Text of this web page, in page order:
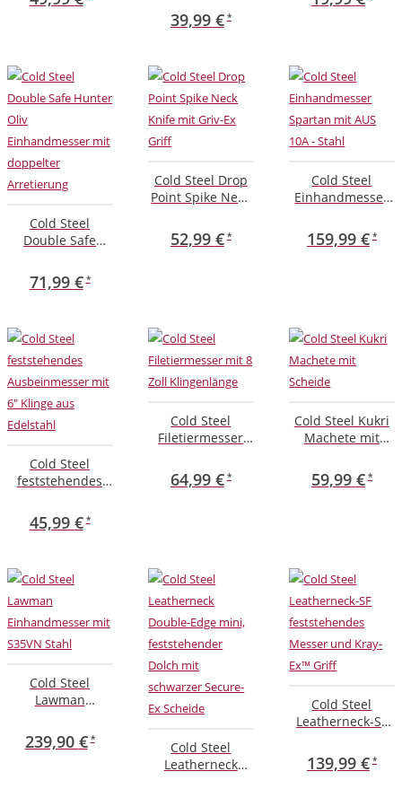
Karbonstahl
Messer mit
Hohlgriff
39,99 €
Cold Steel
Double Safe
Einhandmesser
mit doppelter
71,99 €
Cold Steel Drop
Point Spike Neck
Griff
52,99 €
Cold Steel
Einhandmesser
10A – Stahl
159,99 €
Cold Steel
feststehendes
mit 6″ Klinge aus
Edelstahl
45,99 €
Cold Steel
Filetiermesser
Klingenlänge
64,99 €
Cold Steel Kukri
Machete mit
59,99 €
Cold Steel
Lawman
mit S35VN Stahl
239,90 €
Cold Steel
Leatherneck
Cold Steel
Leatherneck-SF
Messer und
Kray-Ex™ Griff
139,99 €